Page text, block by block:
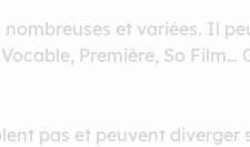
et variées. Il
Première, So
pas et peuvent